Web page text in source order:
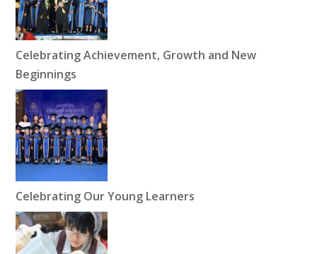
Celebrating Achievement, Growth and New
Beginnings
Celebrating Our Young Learners